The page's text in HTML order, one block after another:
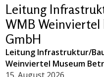
Leitung
WMB
GmbH
Leitung Infrastruktur/
Weinviertel Museum